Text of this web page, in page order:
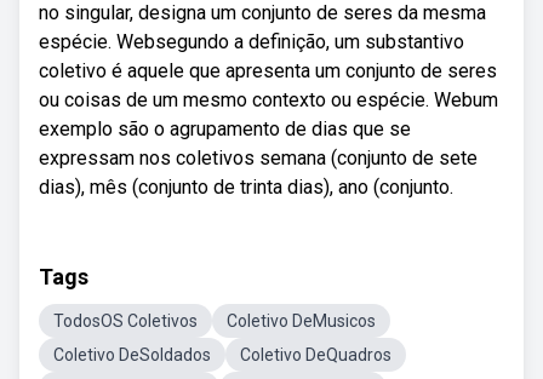
no singular, designa um conjunto de seres da mesma
espécie. Websegundo a definição, um substantivo
coletivo é aquele que apresenta um conjunto de seres
ou coisas de um mesmo contexto ou espécie. Webum
exemplo são o agrupamento de dias que se
expressam nos coletivos semana (conjunto de sete
dias), mês (conjunto de trinta dias), ano (conjunto.
Tags
TodosOS Coletivos
Coletivo DeMusicos
Coletivo DeSoldados
Coletivo DeQuadros